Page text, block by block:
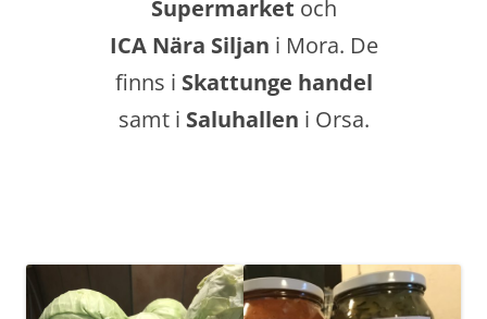
Supermarket och
ICA Nära Siljan i Mora. De
finns i Skattunge handel
samt i Saluhallen i Orsa.